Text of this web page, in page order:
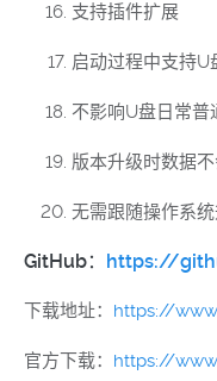
支持插件扩展
启动过程中支持U
不影响U盘日常普
版本升级时数据
无需跟随操作系
GitHub： https://
下载地址： https://
官方下载： https://